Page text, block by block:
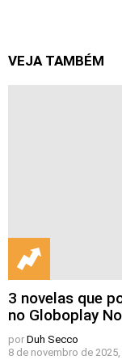
VEJA TAMBÉM
3 novelas que
no Globoplay
por Duh Secco
8 de novembro de 2025,